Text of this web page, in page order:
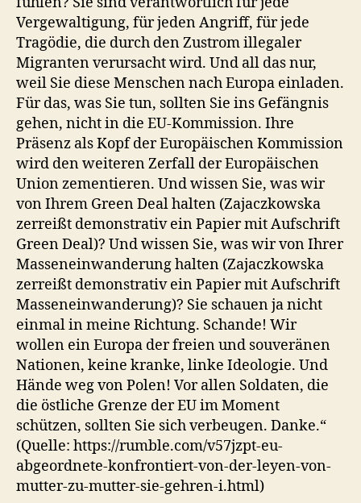
Vergewaltigung, für jeden Angriff, für jede
Tragödie, die durch den Zustrom illegaler
Migranten verursacht wird. Und all das nur,
weil Sie diese Menschen nach Europa einladen.
Für das, was Sie tun, sollten Sie ins Gefängnis
gehen, nicht in die EU-Kommission. Ihre
Präsenz als Kopf der Europäischen Kommission
wird den weiteren Zerfall der Europäischen
Union zementieren. Und wissen Sie, was wir
von Ihrem Green Deal halten (Zajaczkowska
zerreißt demonstrativ ein Papier mit Aufschrift
Green Deal)? Und wissen Sie, was wir von Ihrer
Masseneinwanderung halten (Zajaczkowska
zerreißt demonstrativ ein Papier mit Aufschrift
Masseneinwanderung)? Sie schauen ja nicht
einmal in meine Richtung. Schande! Wir
wollen ein Europa der freien und souveränen
Nationen, keine kranke, linke Ideologie. Und
Hände weg von Polen! Vor allen Soldaten, die
die östliche Grenze der EU im Moment
schützen, sollten Sie sich verbeugen. Danke.“
(Quelle: https://rumble.com/v57jzpt-eu-
abgeordnete-konfrontiert-von-der-leyen-von-
mutter-zu-mutter-sie-gehren-i.html)